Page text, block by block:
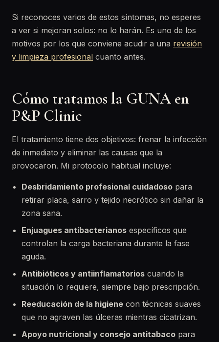
Si reconoces varios de estos síntomas, no esperes
a ver si mejoran solos: no lo harán. Es uno de los
motivos por los que conviene acudir a una revisión
y limpieza profesional cuanto antes.
Cómo tratamos la GUNA en
P&P Clinic
El tratamiento tiene dos objetivos: frenar la infección
de inmediato y eliminar las causas que la
provocaron. Mi protocolo habitual incluye:
Desbridamiento profesional cuidadoso para
retirar placa, sarro y tejido necrótico sin dañar la
zona sana.
Enjuagues antibacterianos específicos que
controlan la carga bacteriana durante la fase
aguda.
Antibióticos y antiinflamatorios cuando la
situación lo requiere, siempre bajo prescripción.
Reeducación de la higiene con técnicas suaves
que no agraven las úlceras mientras cicatrizan.
Apoyo nutricional y consejo antitabaco para